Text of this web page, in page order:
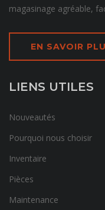
magasinage agréable,
EN SAVOIR
LIENS UTILES
Nouveautés
Pourquoi nous choisir
Inventaire
Pièces
Maintenance